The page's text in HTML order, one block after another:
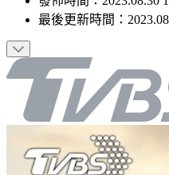
最後更新時間：